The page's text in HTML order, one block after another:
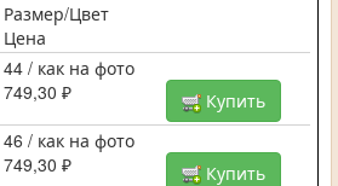
Размер/Цвет
Цена
44 / как на фото
749,30 ₽
Купить
46 / как на фото
749,30 ₽
Купить